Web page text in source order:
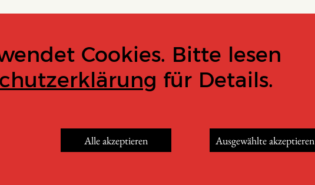
Cookies. Bitte lesen
für Details.
Alle akzeptieren Ausgewählte akzeptieren